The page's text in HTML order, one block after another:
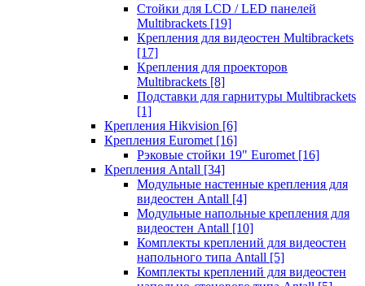
Стойки для LCD / LED панелей
Multibrackets [19]
Крепления для видеостен Multibrackets
[17]
Крепления для проекторов
Multibrackets [8]
Подставки для гарнитуры Multibrackets
[1]
Крепления Hikvision [6]
Крепления Euromet [16]
Рэковые стойки 19" Euromet [16]
Крепления Antall [34]
Модульные настенные крепления для
видеостен Antall [4]
Модульные напольные крепления для
видеостен Antall [10]
Комплекты креплений для видеостен
напольного типа Antall [5]
Комплекты креплений для видеостен